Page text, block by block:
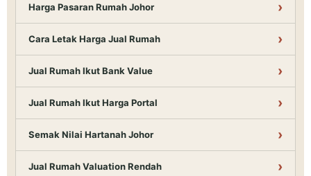
Harga Pasaran Rumah Johor
Cara Letak Harga Jual Rumah
Jual Rumah Ikut Bank Value
Jual Rumah Ikut Harga Portal
Semak Nilai Hartanah Johor
Jual Rumah Valuation Rendah